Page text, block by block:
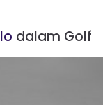
dalam Golf